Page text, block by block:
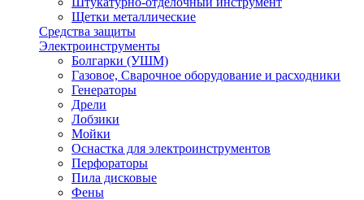
Щетки металлические
Средства защиты
Электроинструменты
Болгарки (УШМ)
Газовое, Сварочное оборудование и расходники
Генераторы
Дрели
Лобзики
Мойки
Оснастка для электроинструментов
Перфораторы
Пила дисковые
Фены